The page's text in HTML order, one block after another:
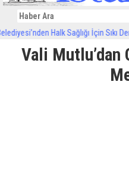
Halk Sağlığı İçin Sıkı
Vali Mutlu’dan